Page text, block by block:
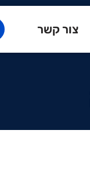
צור קשר